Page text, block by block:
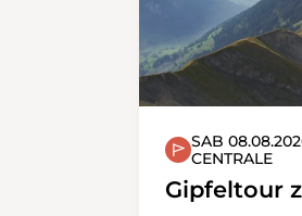
SAB
CENTRALE
Gipfeltour